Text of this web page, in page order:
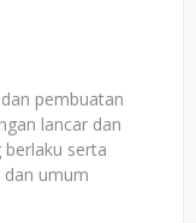
pembuatan
lancar dan
serta
dan umum